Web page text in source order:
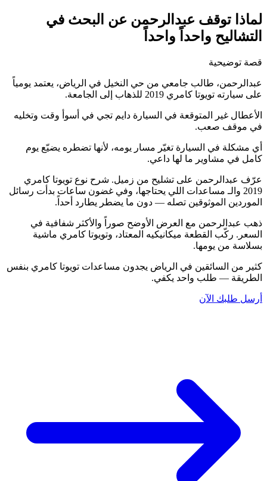
لماذا توقف عبدالرحمن عن البحث في
التشاليح واحداً واحداً
قصة توضيحية
عبدالرحمن، طالب جامعي من حي النخيل في الرياض، يعتمد يومياً
على سيارته تويوتا كامري 2019 للذهاب إلى الجامعة.
الأعطال غير المتوقعة في السيارة دايم تجي في أسوأ وقت وتخليه
في موقف صعب.
أي مشكلة في السيارة تغيّر مسار يومه، لأنها تضطره يضيّع يوم
كامل في مشاوير ما لها داعي.
عرّف عبدالرحمن على تشليح من زميل. شرح نوع تويوتا كامري
2019 والـ مساعدات اللي يحتاجها، وفي غضون ساعات بدأت رسائل
الموردين الموثوقين تصله — دون ما يضطر يطارد أحداً.
ذهب عبدالرحمن مع العرض الأوضح صوراً والأكثر شفافية في
السعر. ركّب القطعة ميكانيكيه المعتاد، وتويوتا كامري ماشية
بسلاسة من يومها.
كثير من السائقين في الرياض يجدون مساعدات تويوتا كامري بنفس
الطريقة — طلب واحد يكفي.
أرسل طلبك الآن